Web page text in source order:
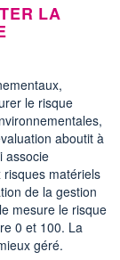
17h33
21,0
21,2
LA
le risque
aboutit à
associe
matériels
de la gestion
mesure le risque
0 et 100. La
géré.